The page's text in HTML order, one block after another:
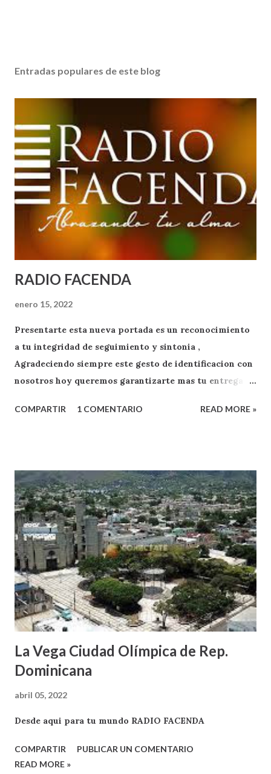
Entradas populares de este blog
RADIO FACENDA
enero 15, 2022
Presentarte esta nueva portada es un reconocimiento
a tu integridad de seguimiento y sintonia ,
Agradeciendo siempre este gesto de identificacion con
nosotros hoy queremos garantizarte mas tu entrega
.
COMPARTIR 1 COMENTARIO READ MORE »
La Vega Ciudad Olímpica de Rep.
Dominicana
abril 05, 2022
Desde aqui para tu mundo RADIO FACENDA
COMPARTIR
PUBLICAR UN COMENTARIO
READ MORE »